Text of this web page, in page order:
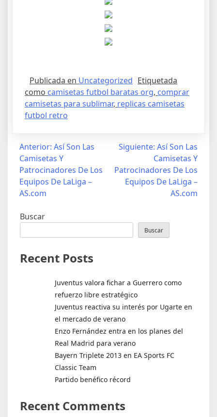
Publicada en Uncategorized Etiquetada
como camisetas futbol baratas org, comprar
camisetas para sublimar, replicas camisetas
futbol retro
Navegación
entradas
Anterior: Así Son Las
Camisetas Y
Patrocinadores De Los
Equipos De LaLiga –
AS.com
Siguiente: Así Son Las
Camisetas Y
Patrocinadores De Los
Equipos De LaLiga –
AS.com
Buscar
Buscar
Recent Posts
Juventus valora fichar a Guerrero como
refuerzo libre estratégico
Juventus reactiva su interés por Ugarte en
el mercado de verano
Enzo Fernández entra en los planes del
Real Madrid para verano
Bayern Triplete 2013 en EA Sports FC
Classic Team
Partido benéfico récord
Recent Comments